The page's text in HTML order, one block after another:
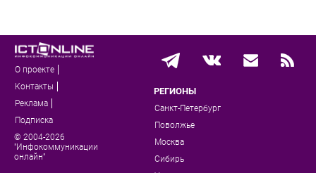
О проекте
Контакты
Реклама
Подписка
© 2004-2026
"Инфокоммуникации
онлайн"
РЕГИОНЫ
Санкт-Петербург
Поволжье
Москва
Сибирь